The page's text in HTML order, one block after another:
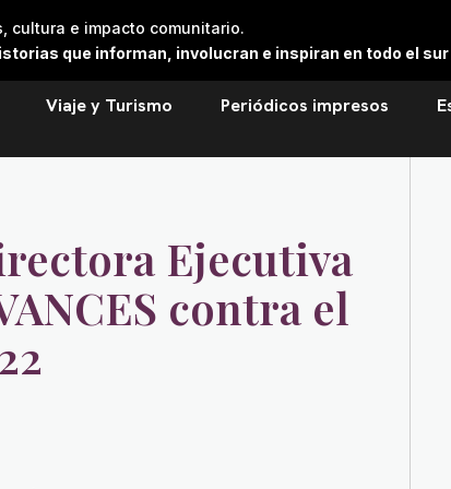
cultura e impacto comunitario.
que informan, involucran e inspiran en todo el sur
Viaje y Turismo Periódicos impresos
Ejecutiva
contra el